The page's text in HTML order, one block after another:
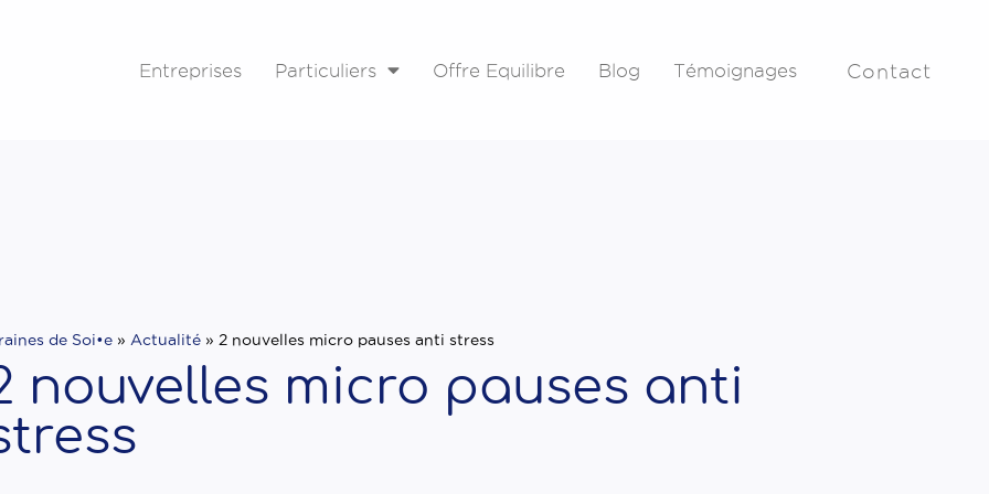
Entreprises Particuliers Offre Equilibre Blog Témoignages Contact
de Soi•e » Actualité » 2 nouvelles micro pauses anti stress
nouvelles micro pauses anti